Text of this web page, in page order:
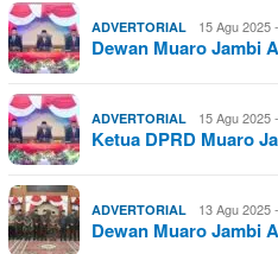
ADVERTORIAL 15 Agu 2025
Dewan Muaro Jambi
ADVERTORIAL 15 Agu 2025
Ketua DPRD Muaro
ADVERTORIAL 13 Agu 2025
Dewan Muaro Jambi